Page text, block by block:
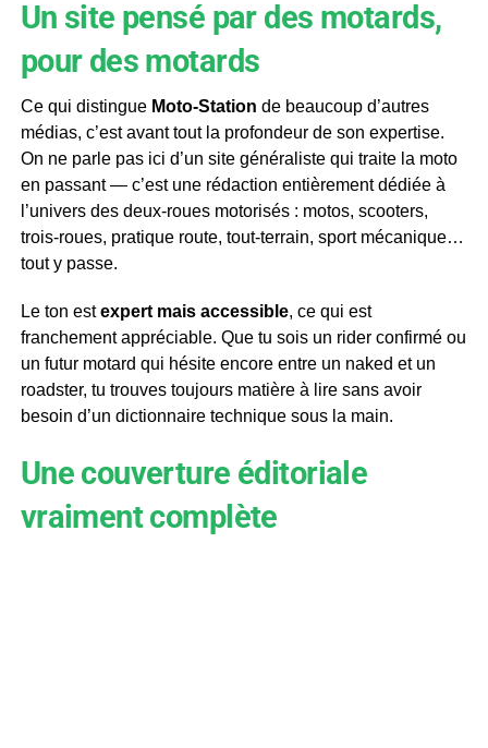
Un site pensé par des motards,
pour des motards
Ce qui distingue Moto-Station de beaucoup d’autres
médias, c’est avant tout la profondeur de son expertise.
On ne parle pas ici d’un site généraliste qui traite la moto
en passant — c’est une rédaction entièrement dédiée à
l’univers des deux-roues motorisés : motos, scooters,
trois-roues, pratique route, tout-terrain, sport mécanique…
tout y passe.
Le ton estexpert mais accessible, ce qui est
franchement appréciable. Que tu sois un rider confirmé ou
un futur motard qui hésite encore entre un naked et un
roadster, tu trouves toujours matière à lire sans avoir
besoin d’un dictionnaire technique sous la main.
Une couverture éditoriale
vraiment complète